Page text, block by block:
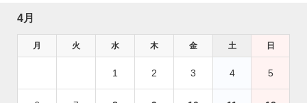
4月
月 火 水 木 金 土 日
1 2 3 4 5